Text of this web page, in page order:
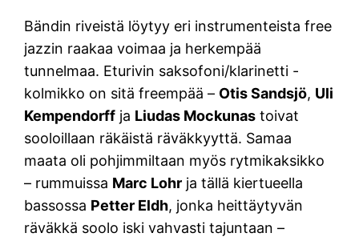
Bändin riveistä löytyy eri instrumenteista free
jazzin raakaa voimaa ja herkempää
tunnelmaa. Eturivin saksofoni/klarinetti -
kolmikko on sitä freempää – Otis Sandsjö, Uli
Kempendorff ja Liudas Mockunas toivat
sooloillaan räkäistä räväkkyyttä. Samaa
maata oli pohjimmiltaan myös rytmikaksikko
– rummuissa Marc Lohr ja tällä kiertueella
bassossa Petter Eldh, jonka heittäytyvän
räväkkä soolo iski vahvasti tajuntaan –